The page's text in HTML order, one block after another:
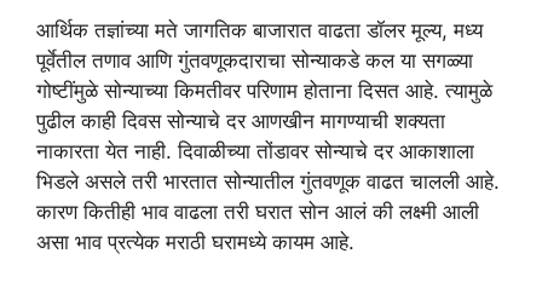
आर्थिक तज्ञांच्या मते जागतिक बाजारात वाढता डॉलर मूल्य, मध्य
पूर्वेतील तणाव आणि गुंतवणूकदाराचा सोन्याकडे कल या सगळ्या
गोष्टींमुळे सोन्याच्या किमतीवर परिणाम होताना दिसत आहे. त्यामुळे
पुढील काही दिवस सोन्याचे दर आणखीन मागण्याची शक्यता
नाकारता येत नाही. दिवाळीच्या तोंडावर सोन्याचे दर आकाशाला
भिडले असले तरी भारतात सोन्यातील गुंतवणूक वाढत चालली आहे.
कारण कितीही भाव वाढला तरी घरात सोन आलं की लक्ष्मी आली
असा भाव प्रत्येक मराठी घरामध्ये कायम आहे.